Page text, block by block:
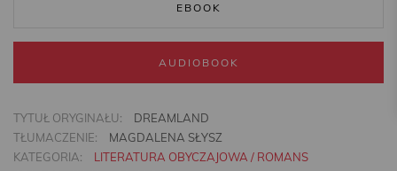
EBOOK
AUDIOBOOK
TYTUŁ ORYGINAŁU:
DREAMLAND
TŁUMACZENIE:
MAGDALENA SŁYSZ
KATEGORIA:
LITERATURA OBYCZAJOWA / ROMANS